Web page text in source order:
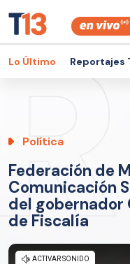
Lo Último Reportajes
Política
Federación de
Comunicación
del gobernador
de Fiscalía